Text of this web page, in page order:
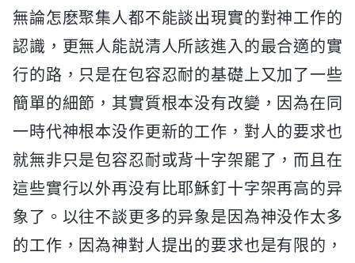
無論怎麽聚集人都不能談出現實的對神工作的
認識，更無人能説清人所該進入的最合適的實
行的路，只是在包容忍耐的基礎上又加了一些
簡單的細節，其實質根本没有改變，因為在同
一時代神根本没作更新的工作，對人的要求也
就無非只是包容忍耐或背十字架罷了，而且在
這些實行以外再没有比耶穌釘十字架再高的异
象了。以往不談更多的异象是因為神没作太多
的工作，因為神對人提出的要求也是有限的，